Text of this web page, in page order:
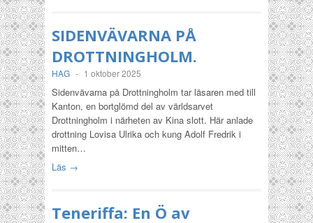
SIDENVÄVARNA PÅ
DROTTNINGHOLM.
HAG - 1 oktober 2025
Sidenvävarna på Drottningholm tar läsaren med till
Kanton, en bortglömd del av världsarvet
Drottningholm i närheten av Kina slott. Här anlade
drottning Lovisa Ulrika och kung Adolf Fredrik i
mitten…
Läs →
Teneriffa: En Ö av